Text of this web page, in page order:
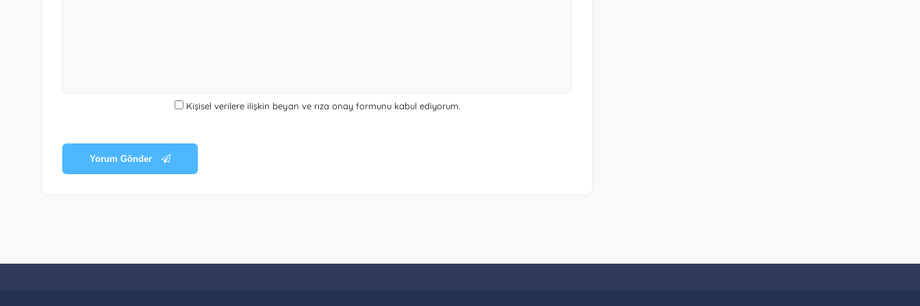
Kişisel verilere ilişkin beyan ve rıza onay formunukabul ediyorum.
Yorum Gönder